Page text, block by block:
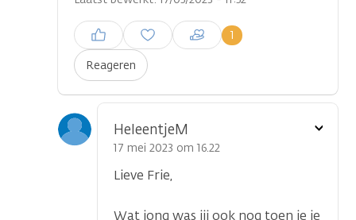
Reageren
1
Inloggen om een reactie te
plaatsen
HeleentjeM
17 mei 2023 om 16.22
Lieve Frie,
Wat jong was jij ook nog toen je je
Toon